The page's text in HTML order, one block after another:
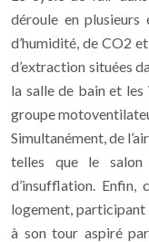
déroule en plusieurs
d’humidité, de CO2
d’extraction situées
la salle de bain et
groupe
Simultanément, de
telles que le salon
d’insufflation. Enfin,
logement, participant
à son tour aspiré